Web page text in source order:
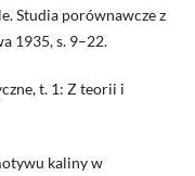
Studia porównawcze z
1935, s. 9–22.
t. 1: Z teorii i
kaliny w